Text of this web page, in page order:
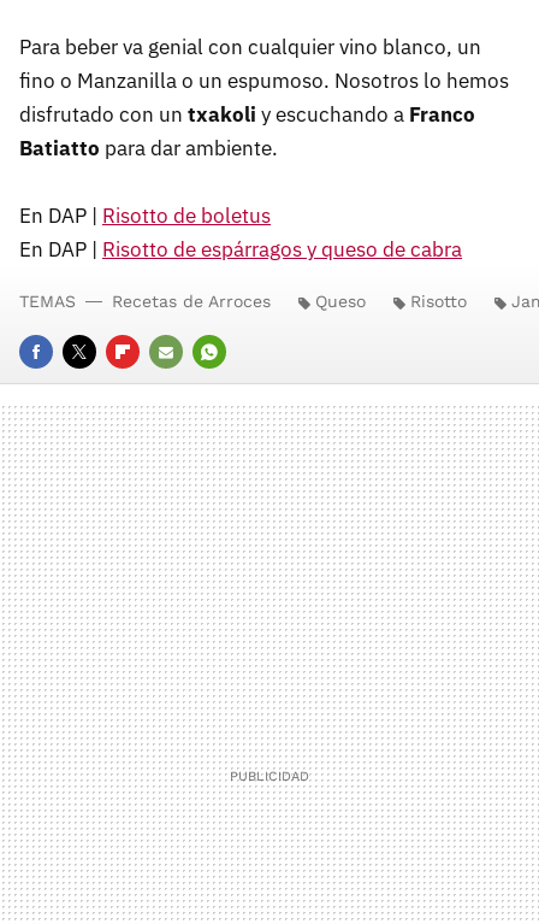
Para beber va genial con cualquier vino blanco, un
fino o Manzanilla o un espumoso. Nosotros lo hemos
disfrutado con un txakoli y escuchando a Franco
Batiatto para dar ambiente.
En DAP | Risotto de boletus
En DAP | Risotto de espárragos y queso de cabra
FACEBOOK
TWITTERFLIPBOARD
E-
MAIL
WHATSAPP
TEMAS Recetas de Arroces Queso Risotto